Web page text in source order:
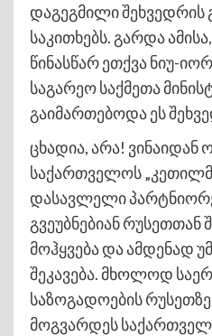
დაგეგმილი
საკითხებს. გარდა
წინასწარ ეთქვა ნიუ-
საგარეო საქმეთა
გაიმართებოდა ეს
ცხადია, არა! ვინაიდან
საქართველოს
დასავლელი
გვეუბნებიან
მოჰყვება და ამდენად
შეკავება. მხოლოდ
საზოგადოების
მოგვარდეს